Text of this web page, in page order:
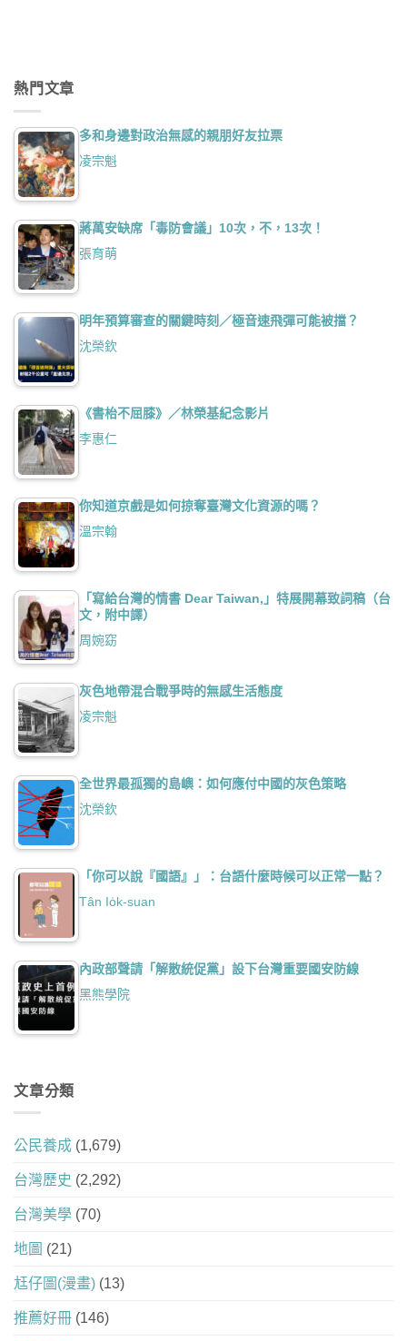
熱門文章
多和身邊對政治無感的親朋好友拉票
凌宗魁
蔣萬安缺席「毒防會議」10次，不，13次！
張育萌
明年預算審查的關鍵時刻／極音速飛彈可能被擋？
沈榮欽
《書枱不屈膝》／林榮基紀念影片
李惠仁
你知道京戲是如何掠奪臺灣文化資源的嗎？
溫宗翰
「寫給台灣的情書 Dear Taiwan,」特展開幕致詞稿（台
文，附中譯）
周婉窈
灰色地帶混合戰爭時的無感生活態度
凌宗魁
全世界最孤獨的島嶼：如何應付中國的灰色策略
沈榮欽
「你可以說『國語』」：台語什麼時候可以正常一點？
Tân Io̍k-suan
內政部聲請「解散統促黨」設下台灣重要國安防線
黑熊學院
文章分類
公民養成 (1,679)
台灣歷史 (2,292)
台灣美學 (70)
地圖 (21)
尪仔圖(漫畫) (13)
推薦好冊 (146)